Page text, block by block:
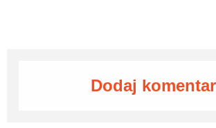
Dodaj komentar